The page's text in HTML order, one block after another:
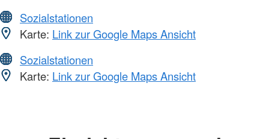
Sozialstationen
Karte: Link zur Google Maps Ansicht
Sozialstationen
Karte: Link zur Google Maps Ansicht